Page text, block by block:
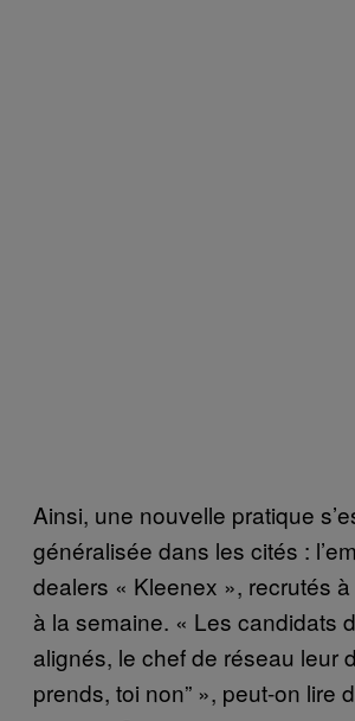
Ainsi, une nouvelle pratique
généralisée dans les cités :
dealers « Kleenex », recrutés
à la semaine. « Les candidats
alignés, le chef de réseau leur
prends, toi non” », peut-on lire